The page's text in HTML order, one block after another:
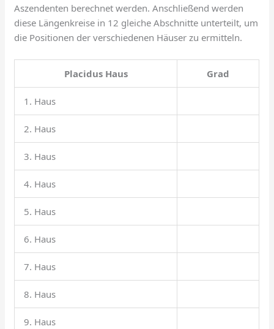
Aszendenten berechnet werden. Anschließend werden
diese Längenkreise in 12 gleiche Abschnitte unterteilt, um
die Positionen der verschiedenen Häuser zu ermitteln.
Placidus Haus Grad
1. Haus
2. Haus
3. Haus
4. Haus
5. Haus
6. Haus
7. Haus
8. Haus
9. Haus